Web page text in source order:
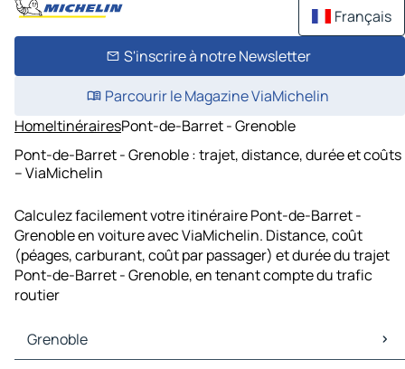
Français
S'inscrire à notre Newsletter
Parcourir le Magazine ViaMichelin
HomeItinérairesPont-de-Barret - Grenoble
Pont-de-Barret - Grenoble : trajet, distance, durée et coûts
– ViaMichelin
Calculez facilement votre itinéraire Pont-de-Barret -
Grenoble en voiture avec ViaMichelin. Distance, coût
(péages, carburant, coût par passager) et durée du trajet
Pont-de-Barret - Grenoble, en tenant compte du trafic
routier
Grenoble